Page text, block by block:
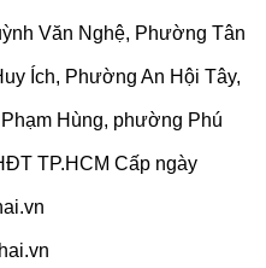
Văn Nghệ, Phường Tân
Ích, Phường An Hội Tây,
Hùng, phường Phú
TP.HCM Cấp ngày